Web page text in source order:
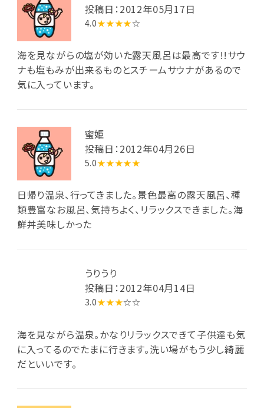
投稿日：2012年05月17日
4.0★★★★☆
海を見ながらの塩が効いた露天風呂は最高です!!サウ
ナも塩もみが出来るものとスチームサウナがあるので
気に入っています。
蜜姫
投稿日：2012年04月26日
5.0★★★★★
日帰り温泉、行ってきました。景色最高の露天風呂、種
類豊富なお風呂、気持ちよく、リラックスできました。海
鮮丼美味しかった
うりうり
投稿日：2012年04月14日
3.0★★★☆☆
海を見ながら温泉。かなりリラックスできて子供達も気
に入ってるのでたまに行きます。洗い場がもう少し綺麗
だといいです。